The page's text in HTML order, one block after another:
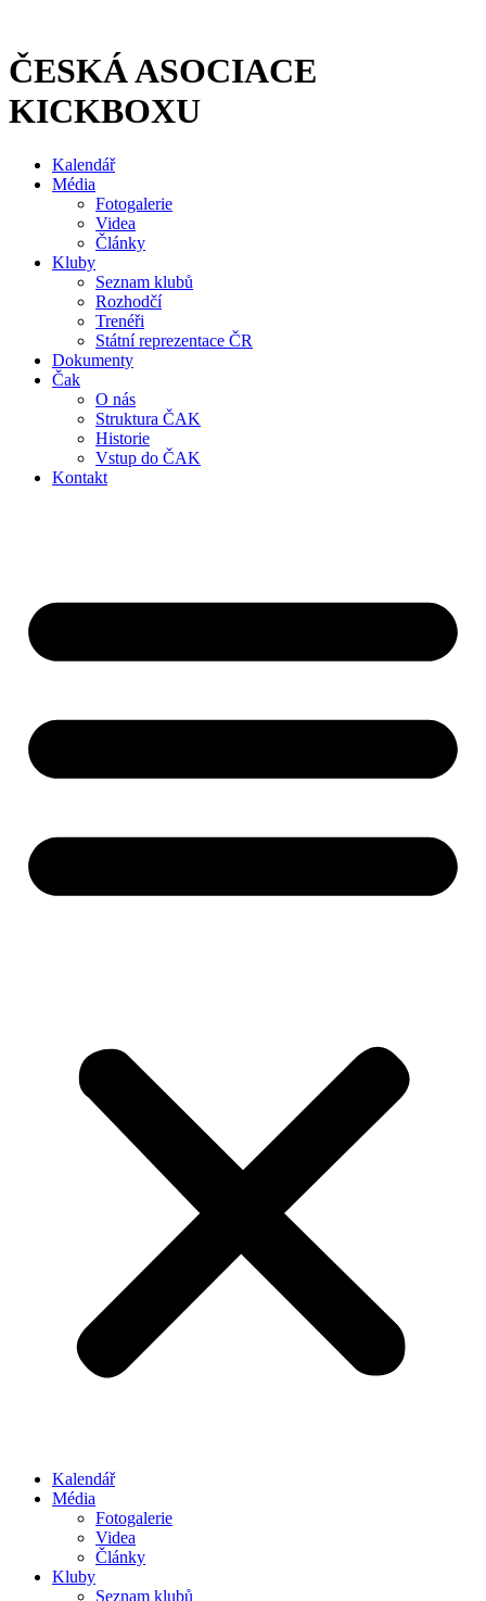
obsahu
ČESKÁ ASOCIACE
KICKBOXU
Kalendář
Média
Fotogalerie
Videa
Články
Kluby
Seznam klubů
Rozhodčí
Trenéři
Státní reprezentace ČR
Dokumenty
Čak
O nás
Struktura ČAK
Historie
Vstup do ČAK
Kontakt
Kalendář
Média
Fotogalerie
Videa
Články
Kluby
Seznam klubů